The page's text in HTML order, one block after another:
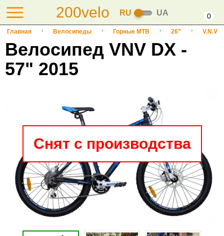
200velo RU UA 0
Главная Велосипеды Горные MTB 26” V.N.V
Велосипед VNV DX -
57" 2015
Снят с производства